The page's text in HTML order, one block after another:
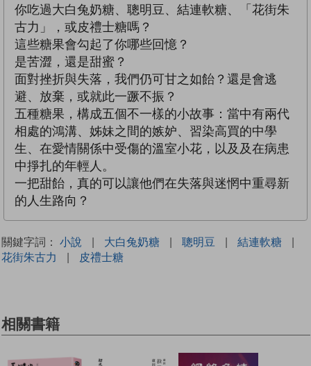
你吃過大白兔奶糖、聰明豆、結連軟糖、「花街朱
古力」，或皮禮士糖嗎？
這些糖果會勾起了你哪些回憶？
是苦澀，還是甜蜜？
面對挫折與失落，我們仍可甘之如飴？還是會逃
避、放棄，或就此一蹶不振？
五種糖果，構成五個不一樣的小故事：當中有兩代
相處的鴻溝、姊妹之間的嫉妒、習染高買的中學
生、在愛情關係中受傷的溫室小花，以及及在病患
中掙扎的年輕人。
一把甜飴，真的可以讓他們在失落與迷惘中重尋新
的人生路向？
關鍵字詞： 小說 | 大白兔奶糖 | 聰明豆 | 結連軟糖
|
花街朱古力
| 皮禮士糖
相關書籍